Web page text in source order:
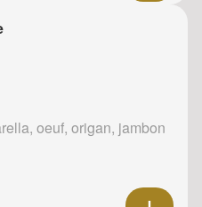
oeuf, origan, jambon